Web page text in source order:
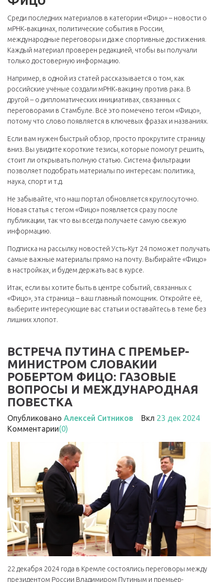
Среди последних материалов в категории «Фицо» – новости о
мРНК‑вакцинах, политические события в России,
международные переговоры и даже спортивные достижения.
Каждый материал проверен редакцией, чтобы вы получали
только достоверную информацию.
Например, в одной из статей рассказывается о том, как
российские учёные создали мРНК‑вакцину против рака. В
другой – о дипломатических инициативах, связанных с
переговорами в Стамбуле. Всё это помечено тегом «Фицо»,
потому что слово появляется в ключевых фразах и названиях.
Если вам нужен быстрый обзор, просто прокрутите страницу
вниз. Вы увидите короткие тезисы, которые помогут решить,
стоит ли открывать полную статью. Система фильтрации
позволяет подобрать материалы по интересам: политика,
наука, спорт и т.д.
Не забывайте, что наш портал обновляется круглосуточно.
Новая статья с тегом «Фицо» появляется сразу после
публикации, так что вы всегда получаете самую свежую
информацию.
Подписка на рассылку новостей Усть‑Кут 24 поможет получать
самые важные материалы прямо на почту. Выбирайте «Фицо»
в настройках, и будем держать вас в курсе.
Итак, если вы хотите быть в центре событий, связанных с
«Фицо», эта страница – ваш главный помощник. Откройте её,
выберите интересующие вас статьи и оставайтесь в теме без
лишних хлопот.
ВСТРЕЧА ПУТИНА С ПРЕМЬЕР-
МИНИСТРОМ СЛОВАКИИ
РОБЕРТОМ ФИЦО: ГАЗОВЫЕ
ВОПРОСЫ И МЕЖДУНАРОДНАЯ
ПОВЕСТКА
Опубликовано Алексей Ситников Вкл 23 дек 2024
Комментарии(0)
22 декабря 2024 года в Кремле состоялись переговоры между
президентом России Владимиром Путиным и премьер-